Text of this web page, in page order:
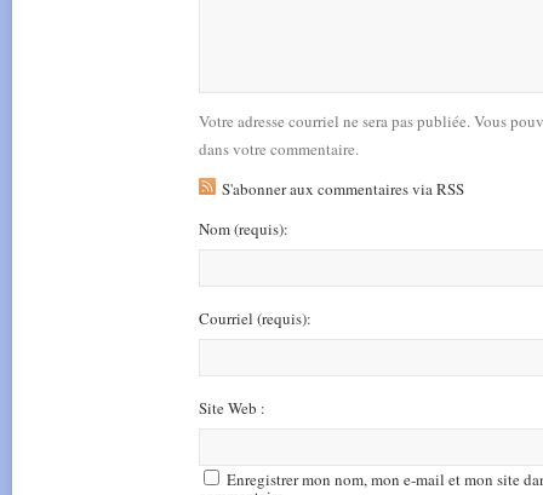
Votre adresse courriel ne sera pas publiée. Vous
dans votre commentaire.
S'abonner aux commentaires via RSS
Nom(requis):
Courriel (requis):
Site Web :
Enregistrer mon nom, mon e-mail et mon site